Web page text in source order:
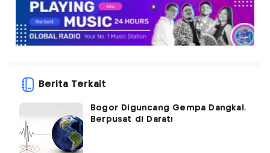
Berita Terkait
Bogor Diguncang Gempa Dangkal,
Berpusat di Darat!